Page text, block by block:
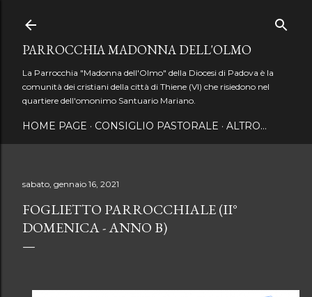
PARROCCHIA MADONNA DELL'OLMO
La Parrocchia "Madonna dell'Olmo" della Diocesi di Padova è la
comunità dei cristiani della città di Thiene (VI) che risiedono nel
quartiere dell'omonimo Santuario Mariano.
HOME PAGE CONSIGLIO PASTORALE ALTRO…
sabato, gennaio 16, 2021
FOGLIETTO PARROCCHIALE (II°
DOMENICA - ANNO B)